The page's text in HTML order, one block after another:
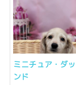
ミニチュア・ダ
ンド